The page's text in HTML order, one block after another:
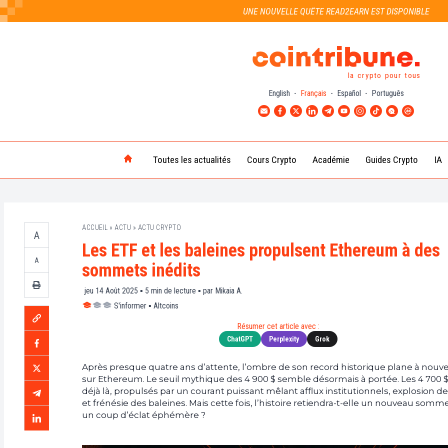
UNE NOUVELLE QUÊTE READ2EARN EST DISPONIBLE
la crypto pour tous
English - Français - Español - Português
Toutes les actualités
Crypto
Actu
Web3
Cours Crypto
(BTC)
XRP
(XRP)
Académie
Débutant
Intermédiaire
Guides Crypto IA
A
A
ACCUEIL » ACTU » ACTU CRYPTO
Les ETF et les baleines propulsent Ethereum à des
sommets inédits
jeu 14 Août 2025 ▪ 5 min de lecture ▪ par Mikaia A.
S'informer ▪ Altcoins
Résumer cet article avec :
ChatGPT Perplexity Grok
Après presque quatre ans d’attente, l’ombre de son record historique plane à
sur Ethereum. Le seuil mythique des 4 900 $ semble désormais à portée. Les 4 700
déjà là, propulsés par un courant puissant mêlant afflux institutionnels, explosion
et frénésie des baleines. Mais cette fois, l’histoire retiendra-t-elle un nouveau
un coup d’éclat éphémère ?